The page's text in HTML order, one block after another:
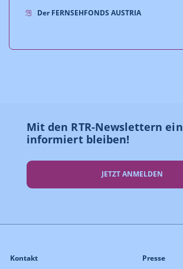
Der FERNSEHFONDS AUSTRIA
Mit den RTR-Newslettern
informiert bleiben!
JETZT ANMELDEN
Kontakt Presse